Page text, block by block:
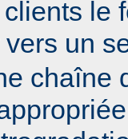
le
vers un
chaîne